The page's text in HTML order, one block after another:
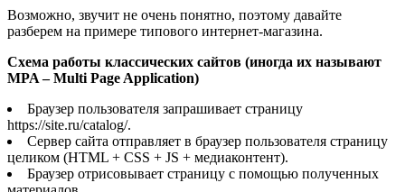
Возможно, звучит не очень понятно, поэтому давайте
разберем на примере типового интернет-магазина.
Схема работы классических сайтов (иногда их называют
MPA – Multi Page Application)
Браузер пользователя запрашивает страницу
https://site.ru/catalog/.
Сервер сайта отправляет в браузер пользователя страницу
целиком (HTML + CSS + JS + медиаконтент).
Браузер отрисовывает страницу с помощью полученных